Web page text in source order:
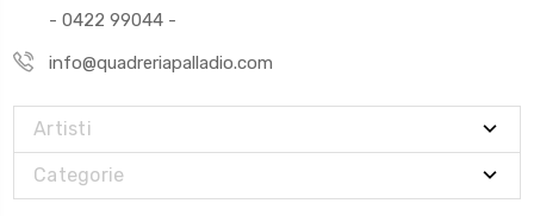
- 0422 99044 -
info@quadreriapalladio.com
Artisti
Categorie